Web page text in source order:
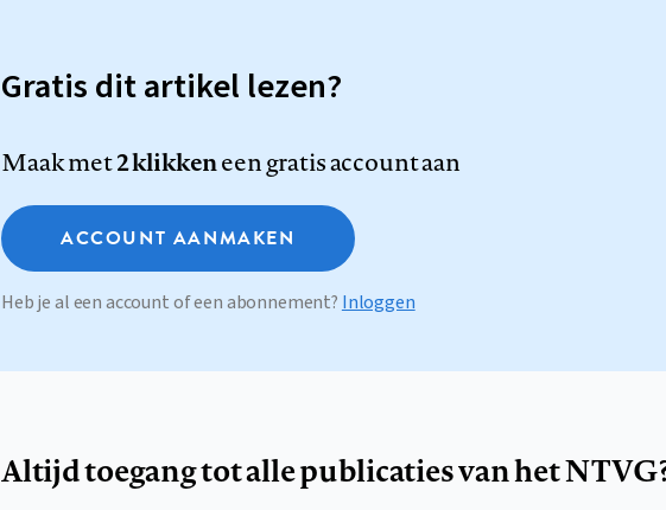
Gratis dit artikel lezen?
Maak met2 klikkeneen gratis account aan
ACCOUNT AANMAKEN
Heb je al een account of een abonnement? Inloggen
Altijd toegang tot alle publicaties van het